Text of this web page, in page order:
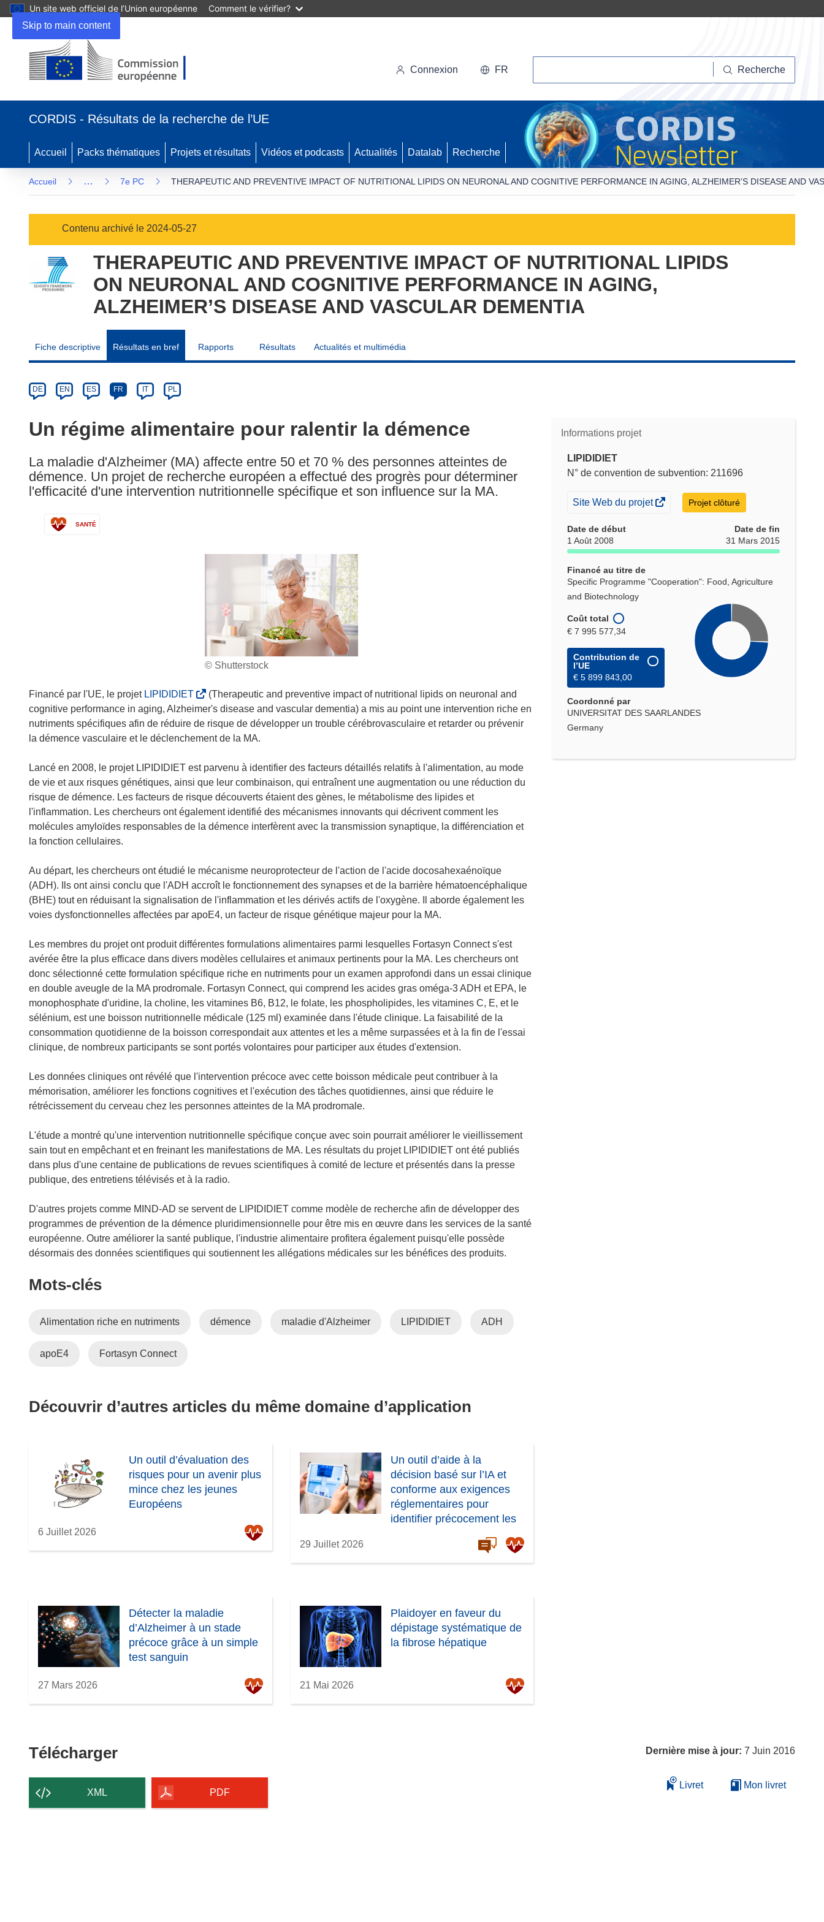
Skip to main content
Un site web officiel de l’Union européenne Comment le vérifier?
une
fenêtre)
Connexion FR Recherche
CORDIS - Résultats de la recherche de l’UE
Accueil Packs thématiques Projets et résultats Vidéos et podcasts Actualités Datalab Recherche
Accueil … 7e PC THERAPEUTIC AND PREVENTIVE IMPACT OF NUTRITIONAL LIPIDS ON NEURONAL AND COGNITIVE PERFORMANCE IN AGING, ALZHEIMER’S DISEASE AND
Contenu archivé le 2024-05-27
THERAPEUTIC AND PREVENTIVE IMPACT OF NUTRITIONAL LIPIDS
ON NEURONAL AND COGNITIVE PERFORMANCE IN AGING,
ALZHEIMER’S DISEASE AND VASCULAR DEMENTIA
Fiche descriptive Résultats en bref Rapports Résultats Actualités et multimédia
Category
Article
available
the
languages:
DE EN ES FR IT PL
Un régime alimentaire pour ralentir la démence
La maladie d'Alzheimer (MA) affecte entre 50 et 70 % des personnes atteintes de
démence. Un projet de recherche européen a effectué des progrès pour déterminer
l'efficacité d'une intervention nutritionnelle spécifique et son influence sur la MA.
SANTÉ
© Shutterstock
Financé par l'UE, le projet LIPIDIDIET(
s
’
o
v
r
e
d
a
u
n
e
n
u
v
e
l
l
e
f
e
ê
t
r
)
(Therapeutic and preventive impact of nutritional lipids on neuronal and
cognitive performance in aging, Alzheimer's disease and vascular dementia) a mis au point une intervention riche en
nutriments spécifiques afin de réduire de risque de développer un trouble cérébrovasculaire et retarder ou prévenir
la démence vasculaire et le déclenchement de la MA.
Lancé en 2008, le projet LIPIDIDIET est parvenu à identifier des facteurs détaillés relatifs à l'alimentation, au mode
de vie et aux risques génétiques, ainsi que leur combinaison, qui entraînent une augmentation ou une réduction du
risque de démence. Les facteurs de risque découverts étaient des gènes, le métabolisme des lipides et
l'inflammation. Les chercheurs ont également identifié des mécanismes innovants qui décrivent comment les
molécules amyloïdes responsables de la démence interfèrent avec la transmission synaptique, la différenciation et
la fonction cellulaires.
Au départ, les chercheurs ont étudié le mécanisme neuroprotecteur de l'action de l'acide docosahexaénoïque
(ADH). Ils ont ainsi conclu que l'ADH accroît le fonctionnement des synapses et de la barrière hématoencéphalique
(BHE) tout en réduisant la signalisation de l'inflammation et les dérivés actifs de l'oxygène. Il aborde également les
voies dysfonctionnelles affectées par apoE4, un facteur de risque génétique majeur pour la MA.
Les membres du projet ont produit différentes formulations alimentaires parmi lesquelles Fortasyn Connect s'est
avérée être la plus efficace dans divers modèles cellulaires et animaux pertinents pour la MA. Les chercheurs ont
donc sélectionné cette formulation spécifique riche en nutriments pour un examen approfondi dans un essai clinique
en double aveugle de la MA prodromale. Fortasyn Connect, qui comprend les acides gras oméga-3 ADH et EPA, le
monophosphate d'uridine, la choline, les vitamines B6, B12, le folate, les phospholipides, les vitamines C, E, et le
sélénium, est une boisson nutritionnelle médicale (125 ml) examinée dans l'étude clinique. La faisabilité de la
consommation quotidienne de la boisson correspondait aux attentes et les a même surpassées et à la fin de l'essai
clinique, de nombreux participants se sont portés volontaires pour participer aux études d'extension.
Les données cliniques ont révélé que l'intervention précoce avec cette boisson médicale peut contribuer à la
mémorisation, améliorer les fonctions cognitives et l'exécution des tâches quotidiennes, ainsi que réduire le
rétrécissement du cerveau chez les personnes atteintes de la MA prodromale.
L'étude a montré qu'une intervention nutritionnelle spécifique conçue avec soin pourrait améliorer le vieillissement
sain tout en empêchant et en freinant les manifestations de MA. Les résultats du projet LIPIDIDIET ont été publiés
dans plus d'une centaine de publications de revues scientifiques à comité de lecture et présentés dans la presse
publique, des entretiens télévisés et à la radio.
D'autres projets comme MIND-AD se servent de LIPIDIDIET comme modèle de recherche afin de développer des
programmes de prévention de la démence pluridimensionnelle pour être mis en œuvre dans les services de la santé
européenne. Outre améliorer la santé publique, l'industrie alimentaire profitera également puisqu'elle possède
désormais des données scientifiques qui soutiennent les allégations médicales sur les bénéfices des produits.
Mots‑clés
Alimentation riche en nutriments démence maladie d'Alzheimer LIPIDIDIET ADH
apoE4 Fortasyn Connect
Découvrir d’autres articles du même domaine d’application
Un outil d’évaluation des
risques pour un avenir plus
mince chez les jeunes
Européens
6 Juillet 2026
Un outil d’aide à la
décision basé sur l’IA et
conforme aux exigences
réglementaires pour
identifier précocement les
29 Juillet 2026
Détecter la maladie
d’Alzheimer à un stade
précoce grâce à un simple
test sanguin
27 Mars 2026
Plaidoyer en faveur du
dépistage systématique de
la fibrose hépatique
21 Mai 2026
Informations projet
LIPIDIDIET
N° de convention de subvention: 211696
(s’ouvre
une
nouvelle
Site Web du projet Projet clôturé
Date de début
1 Août 2008
Date de fin
31 Mars 2015
Financé au titre de
Specific Programme "Cooperation": Food, Agriculture
and Biotechnology
Coût total
€ 7 995 577,34
Contribution de
l’UE
€ 5 899 843,00
Coordonné par
UNIVERSITAT DES SAARLANDES
Germany
TéléchargerTélécharger
contenu
de
XML PDF
Dernière mise à jour: 7 Juin 2016
Livret Mon livret